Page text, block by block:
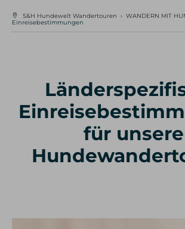
S&H Hundewelt Wandertouren › WANDERN MIT
Einreisebestimmungen
für unsere